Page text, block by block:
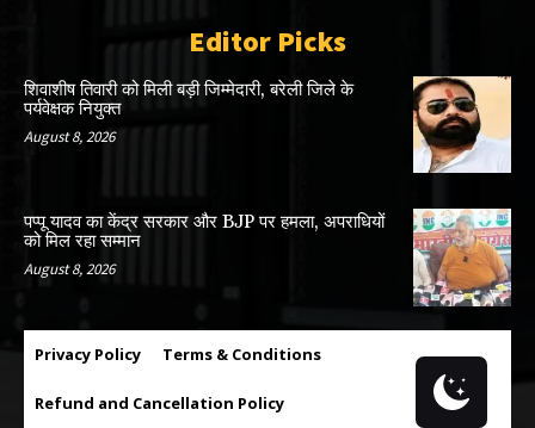
Editor Picks
शिवाशीष तिवारी को मिली बड़ी जिम्मेदारी, बरेली जिले के
पर्यवेक्षक नियुक्त
August 8, 2026
पप्पू यादव का केंद्र सरकार और BJP पर हमला, अपराधियों
को मिल रहा सम्मान
August 8, 2026
Privacy Policy Terms & Conditions
Refund and Cancellation Policy